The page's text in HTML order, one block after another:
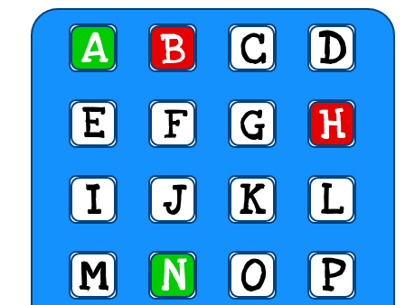
A B C
D
E
F G
H
I
J K
L
M
N O
P